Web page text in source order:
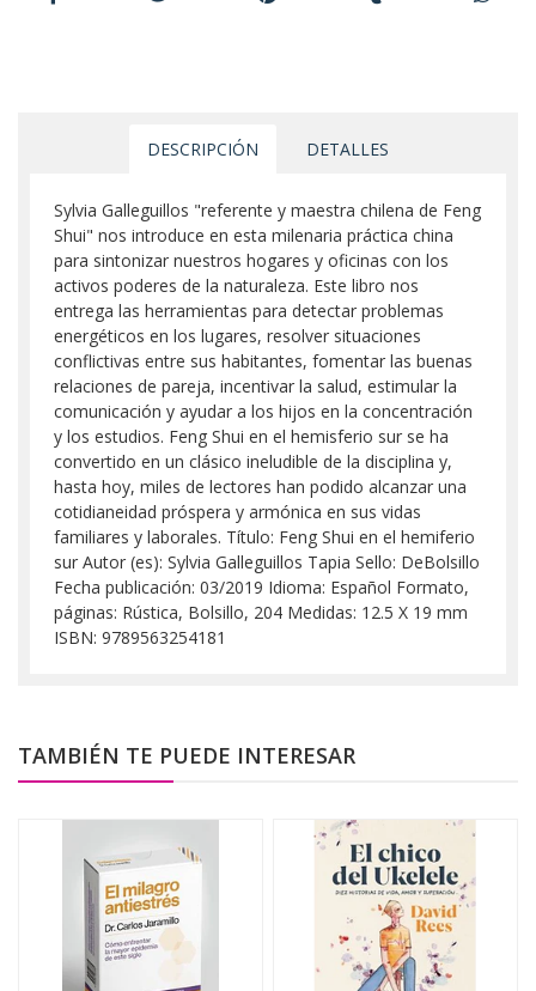
DESCRIPCIÓN DETALLES
Sylvia Galleguillos "referente y maestra chilena de Feng
Shui" nos introduce en esta milenaria práctica china
para sintonizar nuestros hogares y oficinas con los
activos poderes de la naturaleza. Este libro nos
entrega las herramientas para detectar problemas
energéticos en los lugares, resolver situaciones
conflictivas entre sus habitantes, fomentar las buenas
relaciones de pareja, incentivar la salud, estimular la
comunicación y ayudar a los hijos en la concentración
y los estudios. Feng Shui en el hemisferio sur se ha
convertido en un clásico ineludible de la disciplina y,
hasta hoy, miles de lectores han podido alcanzar una
cotidianeidad próspera y armónica en sus vidas
familiares y laborales. Título: Feng Shui en el hemiferio
sur Autor (es): Sylvia Galleguillos Tapia Sello: DeBolsillo
Fecha publicación: 03/2019 Idioma: Español Formato,
páginas: Rústica, Bolsillo, 204 Medidas: 12.5 X 19 mm
ISBN: 9789563254181
TAMBIÉN TE PUEDE INTERESAR